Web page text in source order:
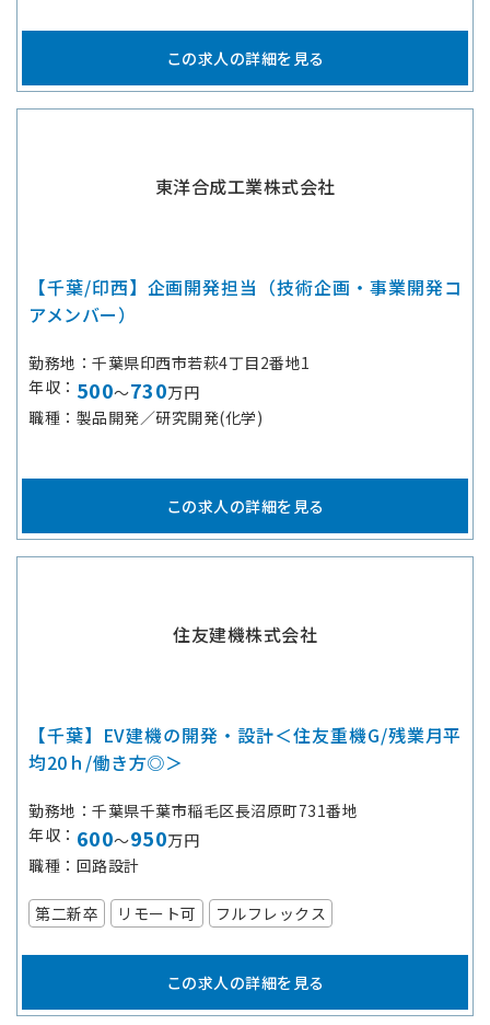
この求人の詳細を見る
東洋合成工業株式会社
【千葉/印西】企画開発担当（技術企画・事業開発コ
アメンバー）
勤務地
千葉県印西市若萩4丁目2番地1
年収
500～730万円
職種
製品開発／研究開発(化学)
この求人の詳細を見る
住友建機株式会社
【千葉】EV建機の開発・設計＜住友重機G/残業月平
均20ｈ/働き方◎＞
勤務地
千葉県千葉市稲毛区長沼原町731番地
年収
600～950万円
職種
回路設計
第二新卒 リモート可 フルフレックス
この求人の詳細を見る